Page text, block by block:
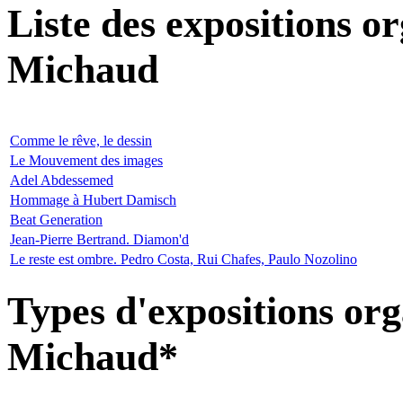
Liste des expositions
Michaud
Comme le rêve, le dessin
Le Mouvement des images
Adel Abdessemed
Hommage à Hubert Damisch
Beat Generation
Jean-Pierre Bertrand. Diamon'd
Le reste est ombre. Pedro Costa, Rui Chafes, Paulo Nozolino
Types d'expositions
Michaud*